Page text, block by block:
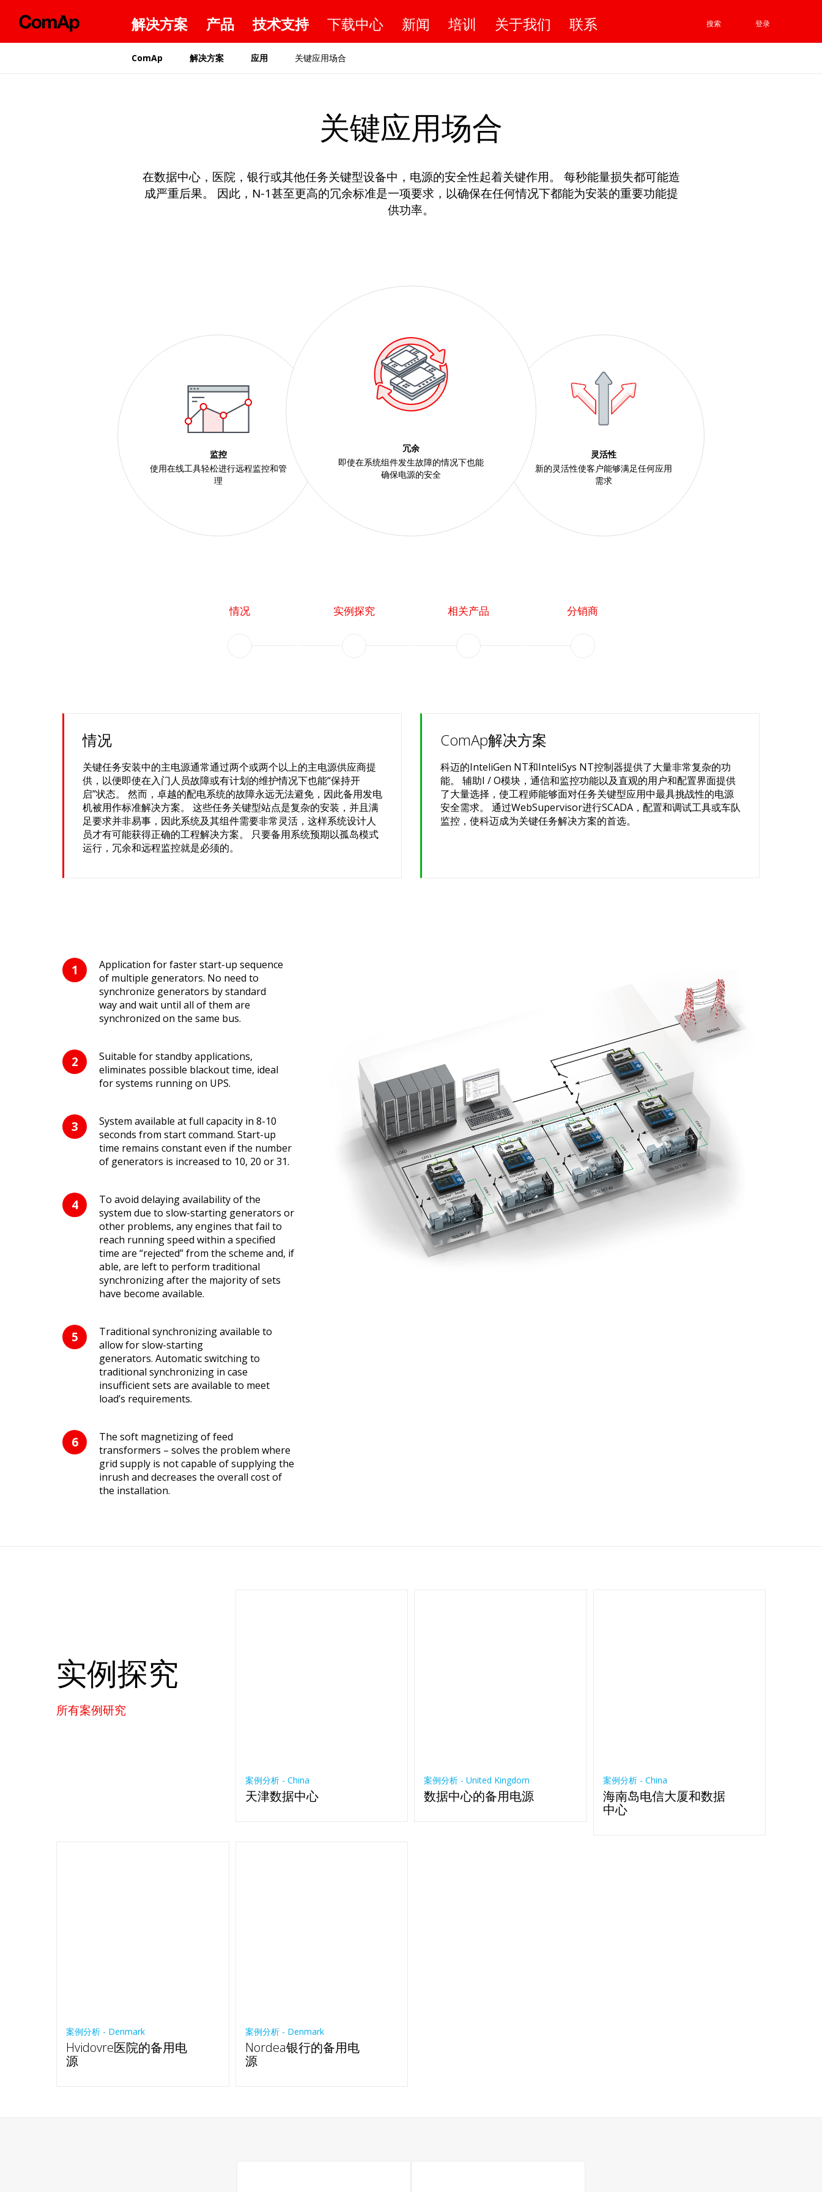
解决方案 产品 技术支持 下载中心 新闻 培训 关于我们 联系 搜索 登录
ComAp 解决方案 应用 关键应用场合
关键应用场合
在数据中心，医院，银行或其他任务关键型设备中，电源的安全性起着关键作用。 每秒能量损失都可能造
成严重后果。 因此，N-1甚至更高的冗余标准是一项要求，以确保在任何情况下都能为安装的重要功能提
供功率。
监控
使用在线工具轻松进行远程监控和管
理
冗余
即使在系统组件发生故障的情况下也能
确保电源的安全
灵活性
新的灵活性使客户能够满足任何应用
需求
情况 实例探究 相关产品 分销商
情况
关键任务安装中的主电源通常通过两个或两个以上的主电源供应商提
供，以便即使在入门人员故障或有计划的维护情况下也能“保持开
启”状态。 然而，卓越的配电系统的故障永远无法避免，因此备用发电
机被用作标准解决方案。 这些任务关键型站点是复杂的安装，并且满
足要求并非易事，因此系统及其组件需要非常灵活，这样系统设计人
员才有可能获得正确的工程解决方案。 只要备用系统预期以孤岛模式
运行，冗余和远程监控就是必须的。
ComAp解决方案
科迈的InteliGen NT和InteliSys NT控制器提供了大量非常复杂的功
能。 辅助I / O模块，通信和监控功能以及直观的用户和配置界面提供
了大量选择，使工程师能够面对任务关键型应用中最具挑战性的电源
安全需求。 通过WebSupervisor进行SCADA，配置和调试工具或车队
监控，使科迈成为关键任务解决方案的首选。
Application for faster start-up sequence
of multiple generators. No need to
synchronize generators by standard
way and wait until all of them are
synchronized on the same bus.
Suitable for standby applications,
eliminates possible blackout time, ideal
for systems running on UPS.
System available at full capacity in 8-10
seconds from start command. Start-up
time remains constant even if the number
of generators is increased to 10, 20 or 31.
To avoid delaying availability of the
system due to slow-starting generators or
other problems, any engines that fail to
reach running speed within a specified
time are “rejected” from the scheme and, if
able, are left to perform traditional
synchronizing after the majority of sets
have become available.
Traditional synchronizing available to
allow for slow-starting
generators. Automatic switching to
traditional synchronizing in case
insufficient sets are available to meet
load’s requirements.
The soft magnetizing of feed
transformers – solves the problem where
grid supply is not capable of supplying the
inrush and decreases the overall cost of
the installation.
实例探究
所有案例研究
案例分析 - China
天津数据中心
案例分析 - United Kingdom
数据中心的备用电源
案例分析 - China
海南岛电信大厦和数据
中心
案例分析 - Denmark
Hvidovre医院的备用电
源
案例分析 - Denmark
Nordea银行的备用电
源